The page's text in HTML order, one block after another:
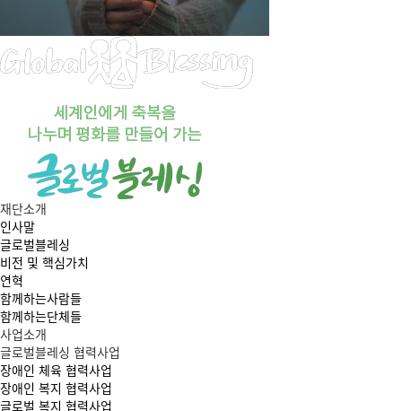
재단소개
인사말
글로벌블레싱
비전 및 핵심가치
연혁
함께하는사람들
함께하는단체들
사업소개
글로벌블레싱 협력사업
장애인 체육 협력사업
장애인 복지 협력사업
글로벌 복지 협력사업